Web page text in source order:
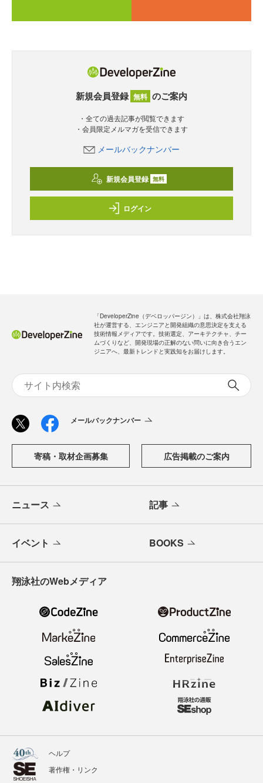
新規会員登録 無料 のご案内
・全ての過去記事が閲覧できます
・会員限定メルマガを受信できます
メールバックナンバー
新規会員登録 無料
ログイン
「DeveloperZine（デベロッパージン）」は、株式会社翔泳
社が運営する、エンジニアと開発組織の意思決定を支える
技術情報メディアです。技術選定、アーキテクチャ、チー
ムづくりなど、開発現場の正解のない問いに向き合うエン
ジニアへ、最新トレンドと実践知をお届けします。
メールバックナンバー
寄稿・取材企画募集 広告掲載のご案内
ニュース 記事
イベント BOOKS
翔泳社のWebメディア
ヘルプ
著作権・リンク